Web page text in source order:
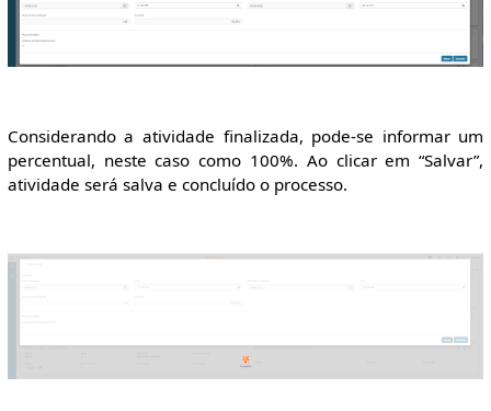
Considerando a atividade finalizada, pode-se informar um
percentual, neste caso como 100%. Ao clicar em “Salvar”,
atividade será salva e concluído o processo.